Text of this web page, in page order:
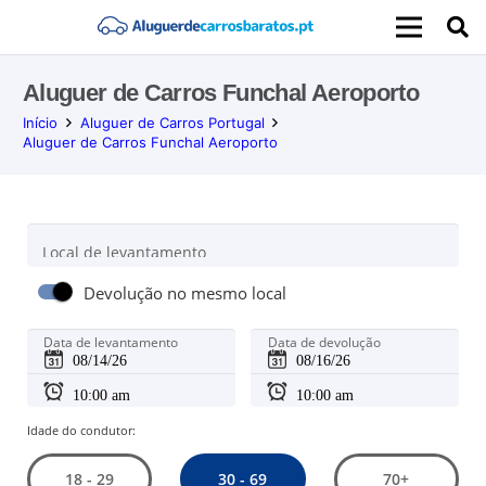
Aluguer de Carros Funchal Aeroporto
Início
Aluguer de Carros Portugal
Aluguer de Carros Funchal Aeroporto
Local de levantamento
Devolução no mesmo local
Data de levantamento Data de devolução
Idade do condutor:
18 - 29 30 - 69 70+